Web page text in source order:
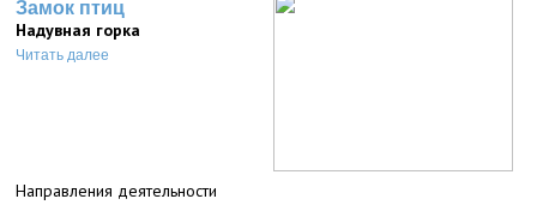
Замок птиц
Надувная горка
Читать далее
Направления деятельности